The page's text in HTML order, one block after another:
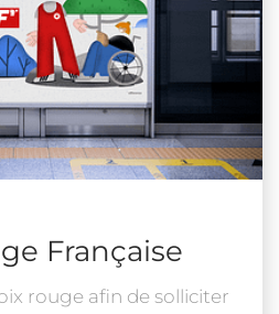
Française
rouge afin de solliciter